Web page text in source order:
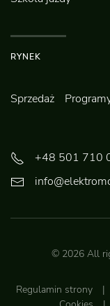
RYNEK
Sprzedaż
+48 501 710
© 2026 All
Regulamin strony |